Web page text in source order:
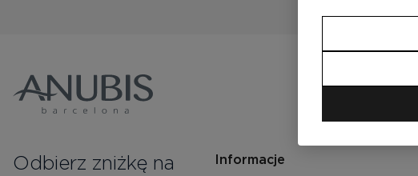
Odbierz zniżkę na
Informacje